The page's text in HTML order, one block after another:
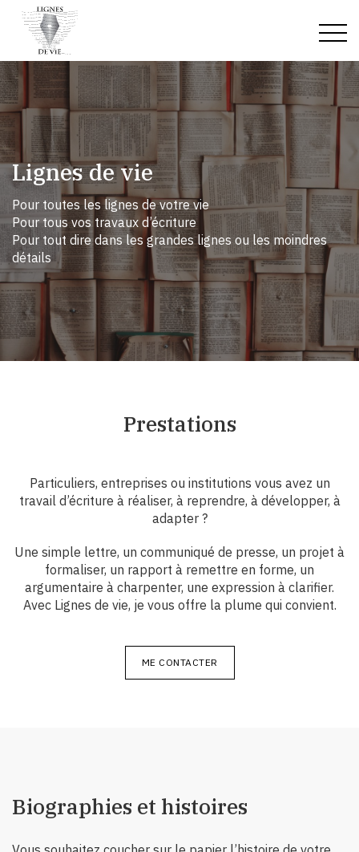
Accueil
Qui suis-je
Prestations
Mes écrits
Premier livre: Plume-Patte
Articles
Poésies & Chansons
Plumes
Notes de lecture
Je te le prête
Contact
Lignes de vie
Pour toutes les lignes de votre vie
Pour tous vos travaux d’écriture
Pour tout dire dans les grandes lignes ou les moindres
détails
Prestations
Particuliers, entreprises ou institutions vous avez un
travail d’écriture à réaliser, à reprendre, à développer, à
adapter ?
Une simple lettre, un communiqué de presse, un projet à
formaliser, un rapport à remettre en forme, un
argumentaire à charpenter, une expression à clarifier.
Avec Lignes de vie, je vous offre la plume qui convient.
ME CONTACTER
Biographies et histoires